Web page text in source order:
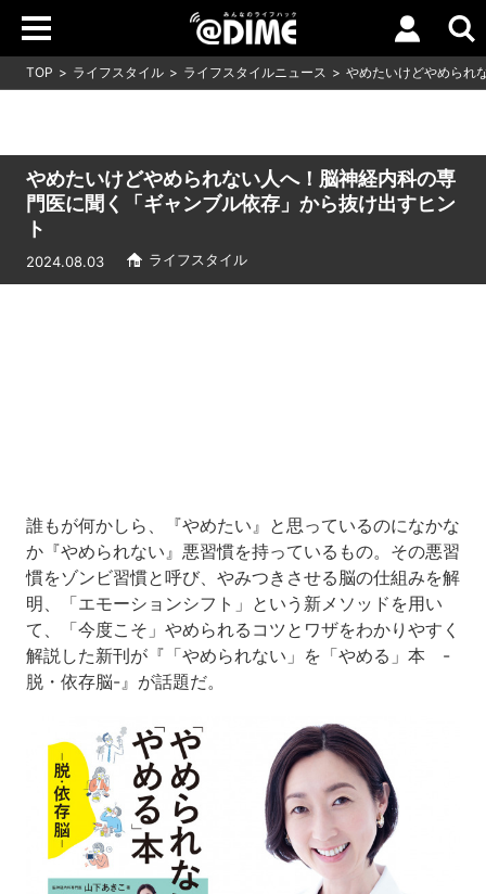
TOP ライフスタイル ライフスタイルニュース やめたいけどやめられ
やめたいけどやめられない人へ！脳神経内科の専
門医に聞く「ギャンブル依存」から抜け出すヒン
ト
2024.08.03 ライフスタイル
誰もが何かしら、『やめたい』と思っているのになかな
か『やめられない』悪習慣を持っているもの。その悪習
慣をゾンビ習慣と呼び、やみつきさせる脳の仕組みを解
明、「エモーションシフト」という新メソッドを用い
て、「今度こそ」やめられるコツとワザをわかりやすく
解説した新刊が『「やめられない」を「やめる」本 -
脱・依存脳-』が話題だ。